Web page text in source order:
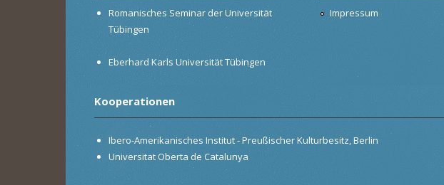
Romanisches Seminar der Universität
Tübingen
Eberhard Karls Universität Tübingen
Impressum
Kooperationen
Ibero-Amerikanisches Institut - Preußischer Kulturbesitz, Berlin
Universitat Oberta de Catalunya